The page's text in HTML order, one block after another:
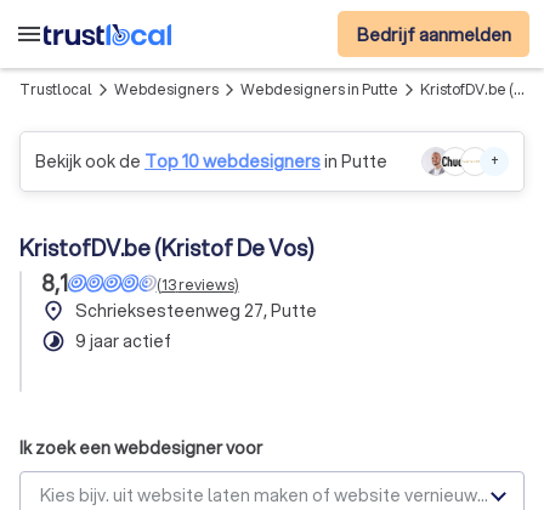
menu Bedrijf aanmelden
Trustlocal arrow_forward_ios Webdesigners arrow_forward_ios Webdesigners in Putte arrow_forward_ios KristofDV.be (Kristof De Vos)
Bekijk ook de Top 10 webdesignersin Putte +
KristofDV.be (Kristof De Vos)
8,1
(13reviews)
place Schrieksesteenweg 27, Putte
timelapse 9 jaar actief
Ik zoek een webdesigner voor
Kies bijv. uit website laten maken of website vernieuwen